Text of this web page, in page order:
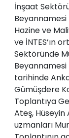
İnşaat
Beyannamesi
Hazine ve
ve İNTES’ın
Sektöründe
Beyannamesi
tarihinde
Gümüşdere
Toplantıya
Ateş, Hüseyin
uzmanları